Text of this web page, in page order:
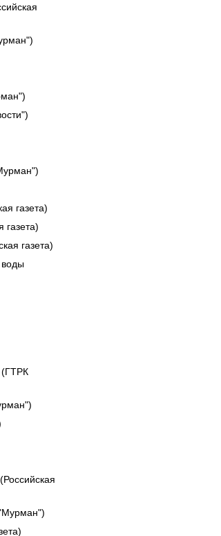
газета)
газета)
газета)
воды
(ГТРК